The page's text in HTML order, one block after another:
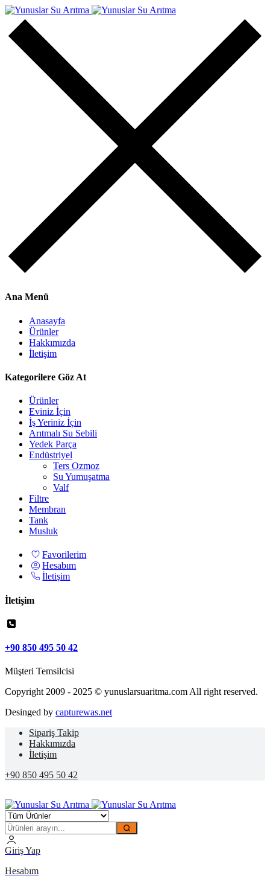
Ana Menü
Anasayfa
Ürünler
Hakkımızda
İletişim
Kategorilere Göz At
Ürünler
Eviniz İçin
İş Yeriniz İçin
Arıtmalı Su Sebili
Yedek Parça
Endüstriyel
Ters Ozmoz
Su Yumuşatma
Valf
Filtre
Membran
Tank
Musluk
Favorilerim
Hesabım
İletişim
İletişim
+90 850 495 50 42
Müşteri Temsilcisi
Copyright 2009 - 2025 © yunuslarsuaritma.com All right reserved.
Desinged by capturewas.net
Sipariş Takip
Hakkımızda
İletişim
+90 850 495 50 42
Giriş Yap
Hesabım